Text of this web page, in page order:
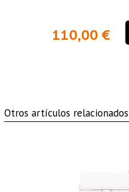
110,00 €
Otros artículos relacionados